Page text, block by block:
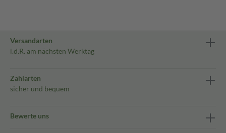
Versandarten
i.d.R. am nächsten Werktag
Zahlarten
sicher und bequem
Bewerte uns